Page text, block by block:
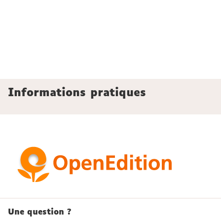
Informations pratiques
Une question ?